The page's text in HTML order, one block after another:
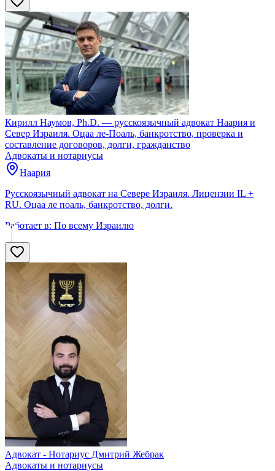
Кирилл Наумов, Ph.D. — русскоязычный адвокат Наария и
Север Израиля. Оцаа ле-Поаль, банкротство, проверка и
составление договоров, долги, гражданство
Адвокаты и нoтариусы
Наария
Русскоязычный адвокат на Севере Израиля. Лицензии IL +
RU. Оцаа ле поаль, банкротство, долги.
Работает в: По всему Израилю
Адвокат - Нотариус Дмитрий Жебрак
Адвокаты и нoтариусы